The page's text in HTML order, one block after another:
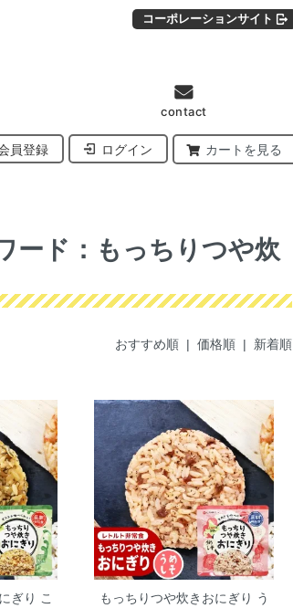
コーポレーションサイト
contact
員登録 ログイン カートを見る
ード：もっちりつや炊
おすすめ順 | 価格順 | 新着順
ぎり こ
もっちりつや炊きおにぎり う